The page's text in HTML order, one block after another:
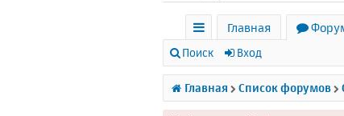
с
ы
л
Главная
Поиск Вход
Главная Список форумов